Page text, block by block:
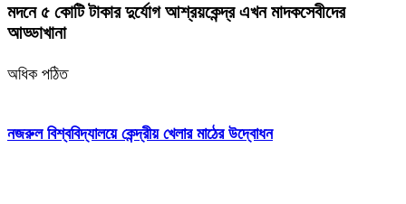
মদনে ৫ কোটি টাকার দুর্যোগ আশ্রয়কেন্দ্র এখন মাদকসেবীদের
আড্ডাখানা
অধিক পঠিত
নজরুল বিশ্ববিদ্যালয়ে কেন্দ্রীয় খেলার মাঠের উদ্বোধন